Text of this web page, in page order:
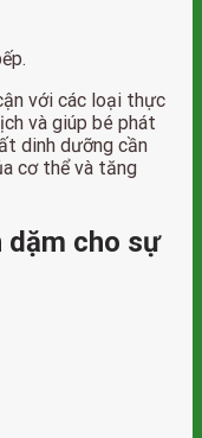
với các loại thực
và giúp bé phát
dinh dưỡng cần
cơ thể và tăng
dặm cho sự